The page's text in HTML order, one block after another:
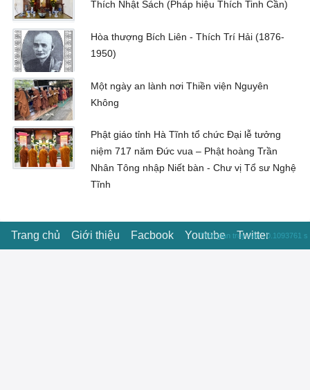
Thích Nhật Sách (Pháp hiệu Thích Tinh Cần)
Hòa thượng Bích Liên - Thích Trí Hải (1876-
1950)
Một ngày an lành nơi Thiền viện Nguyên
Không
Phật giáo tỉnh Hà Tĩnh tổ chức Đại lễ tưởng
niệm 717 năm Đức vua – Phật hoàng Trần
Nhân Tông nhập Niết bàn - Chư vị Tổ sư Nghệ
Tĩnh
Trang chủ Giới thiệu Facbook Youtube Twitter
Thời gian truy vấn : 0.1093761 s